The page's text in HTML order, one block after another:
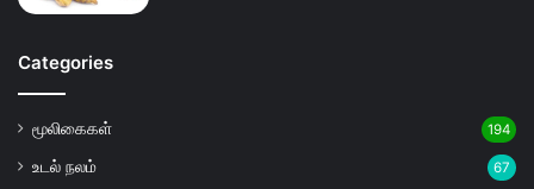
Categories
மூலிகைகள் 194
உடல் நலம் 67